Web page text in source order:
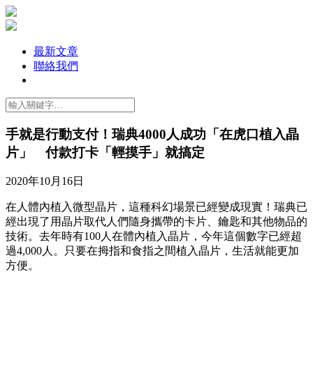
最新文章
聯絡我們
手就是行動支付！瑞典4000人成功「在虎口植入晶
片」 付款打卡「輕摸手」就搞定
2020年10月16日
在人體內植入微型晶片，這種科幻場景已經變成現實！瑞典已
經出現了用晶片取代人們隨身攜帶的卡片、鑰匙和其他物品的
技術。去年時有100人在體內植入晶片，今年這個數字已經超
過4,000人。只要在拇指和食指之間植入晶片，生活就能更加
方便。